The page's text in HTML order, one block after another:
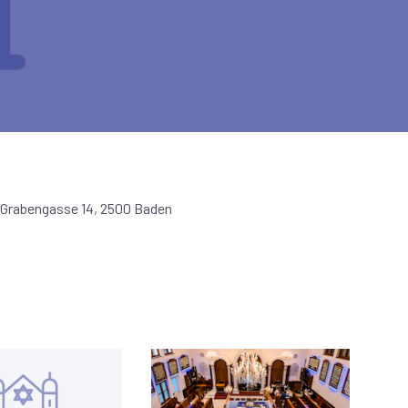
Grabengasse 14, 2500 Baden